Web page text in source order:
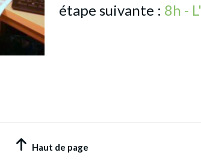
étape suivante : 8h -
Haut de page